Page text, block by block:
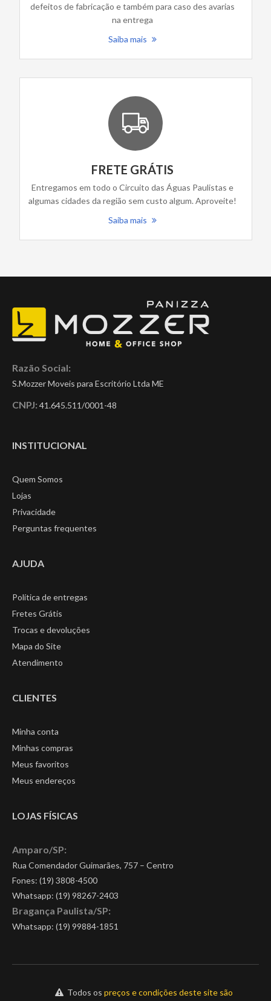
defeitos de fabricação e também para caso des avarias
na entrega
Saiba mais
FRETE GRÁTIS
Entregamos em todo o Circuito das Águas Paulistas e
algumas cidades da região sem custo algum. Aproveite!
Saiba mais
Razão Social:
S.Mozzer Moveis para Escritório Ltda ME
CNPJ: 41.645.511/0001-48
INSTITUCIONAL
Quem Somos
Lojas
Privacidade
Perguntas frequentes
AJUDA
Política de entregas
Fretes Grátis
Trocas e devoluções
Mapa do Site
Atendimento
CLIENTES
Minha conta
Minhas compras
Meus favoritos
Meus endereços
LOJAS FÍSICAS
Amparo/SP:
Rua Comendador Guimarães, 757 – Centro
Fones: (19) 3808-4500
Whatsapp: (19) 98267-2403
Bragança Paulista/SP:
Whatsapp: (19) 99884-1851
Todos ospreços e condições deste site são